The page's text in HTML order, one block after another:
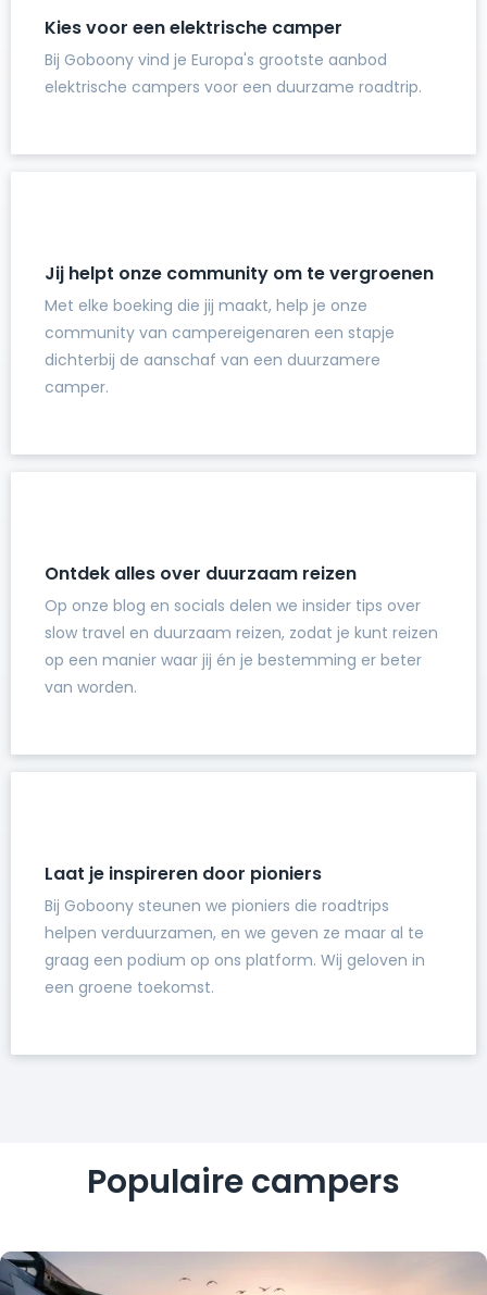
Kies voor een elektrische camper
Bij Goboony vind je Europa's grootste aanbod
elektrische campers voor een duurzame roadtrip.
Jij helpt onze community om te vergroenen
Met elke boeking die jij maakt, help je onze
community van campereigenaren een stapje
dichterbij de aanschaf van een duurzamere
camper.
Ontdek alles over duurzaam reizen
Op onze blog en socials delen we insider tips over
slow travel en duurzaam reizen, zodat je kunt reizen
op een manier waar jij én je bestemming er beter
van worden.
Laat je inspireren door pioniers
Bij Goboony steunen we pioniers die roadtrips
helpen verduurzamen, en we geven ze maar al te
graag een podium op ons platform. Wij geloven in
een groene toekomst.
Populaire campers